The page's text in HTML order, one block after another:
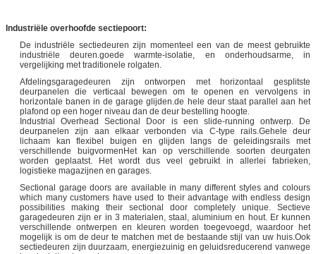
Industriële overhoofde sectiepoort:
De industriële sectiedeuren zijn momenteel een van de meest gebruikte
industriële deuren.goede warmte-isolatie, en onderhoudsarme, in
vergelijking met traditionele rolgaten.
Afdelingsgaragedeuren zijn ontworpen met horizontaal gesplitste
deurpanelen die verticaal bewegen om te openen en vervolgens in
horizontale banen in de garage glijden.de hele deur staat parallel aan het
plafond op een hoger niveau dan de deur bestelling hoogte.
Industrial Overhead Sectional Door is een slide-running ontwerp. De
deurpanelen zijn aan elkaar verbonden via C-type rails.Gehele deur
lichaam kan flexibel buigen en glijden langs de geleidingsrails met
verschillende buigvormenHet kan op verschillende soorten deurgaten
worden geplaatst. Het wordt dus veel gebruikt in allerlei fabrieken,
logistieke magazijnen en garages.
Sectional garage doors are available in many different styles and colours
which many customers have used to their advantage with endless design
possibilities making their sectional door completely unique. Sectieve
garagedeuren zijn er in 3 materialen, staal, aluminium en hout. Er kunnen
verschillende ontwerpen en kleuren worden toegevoegd, waardoor het
mogelijk is om de deur te matchen met de bestaande stijl van uw huis.Ook
sectiedeuren zijn duurzaam, energiezuinig en geluidsreducerend vanwege